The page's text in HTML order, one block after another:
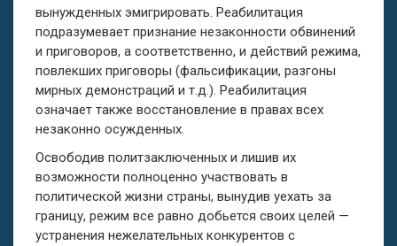
вынужденных эмигрировать. Реабилитация
подразумевает признание незаконности обвинений
и приговоров, а соответственно, и действий режима,
повлекших приговоры (фальсификации, разгоны
мирных демонстраций и т.д.). Реабилитация
означает также восстановление в правах всех
незаконно осужденных.
Освободив политзаключенных и лишив их
возможности полноценно участвовать в
политической жизни страны, вынудив уехать за
границу, режим все равно добьется своих целей —
устранения нежелательных конкурентов с